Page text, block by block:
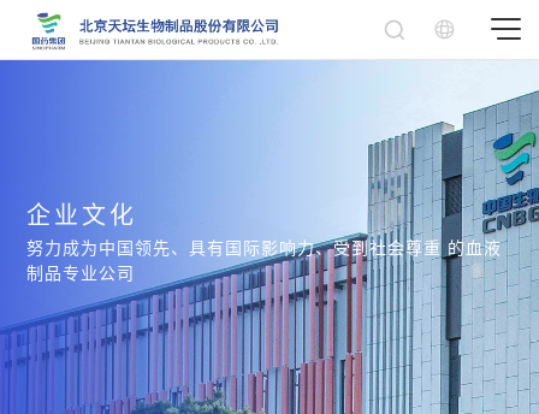
企业文化
努力成为中国领先、具有国际影响力、受到社会尊重 的血液
制品专业公司